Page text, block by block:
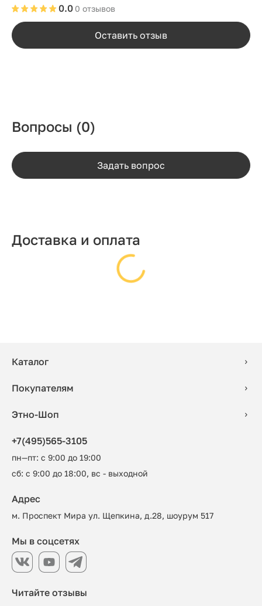
0 отзывов
0.0
Оставить отзыв
Вопросы (0)
Задать вопрос
Доставка и оплата
Каталог
Покупателям
Этно-Шоп
+7(495)565-3105
пн—пт: с 9:00 до 19:00
сб: с 9:00 до 18:00, вс - выходной
Читайте отзывы
Адрес
м. Проспект Мира ул. Щепкина, д.28, шоурум 517
Мы в соцсетях